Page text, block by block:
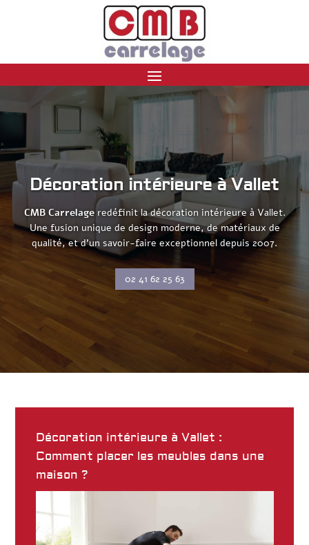
Décoration intérieure à Vallet
CMB Carrelageredéfinit la décoration intérieure à Vallet.
Une fusion unique de design moderne, de matériaux de
qualité, et d’un savoir-faire exceptionnel depuis 2007.
02 41 62 25 63
Décoration intérieure à Vallet :
Comment placer les meubles dans une
maison ?